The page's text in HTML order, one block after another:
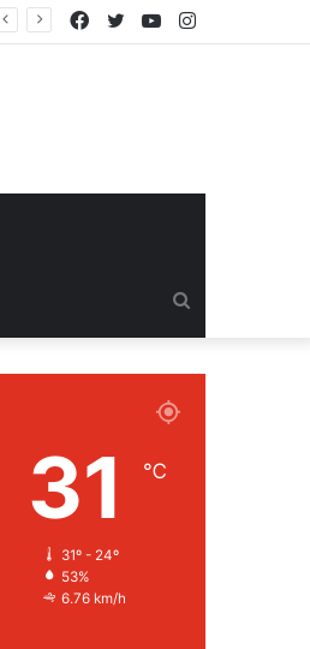
YouTube
Twitter
Facebook
31 ℃
31º - 24º
53%
6.76 km/h